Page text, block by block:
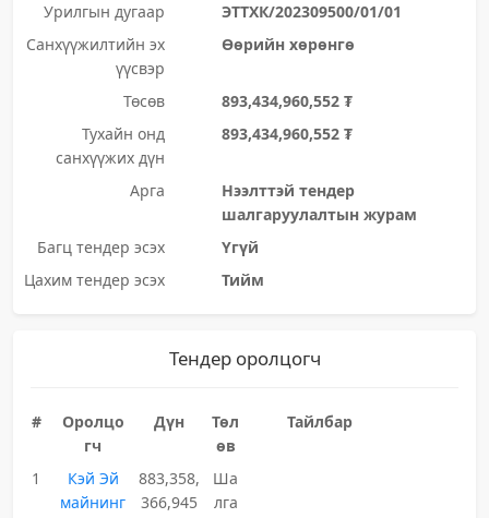
Урилгын дугаар
ЭТТХК/202309500/01/01
Санхүүжилтийн эх
үүсвэр
Өөрийн хөрөнгө
Төсөв
893,434,960,552 ₮
Тухайн онд
санхүүжих дүн
893,434,960,552 ₮
Арга
Нээлттэй тендер
шалгаруулалтын журам
Багц тендер эсэх
Үгүй
Цахим тендер эсэх
Тийм
Тендер оролцогч
#
Оролцо
гч
Дүн
Төл
өв
Тайлбар
1
Кэй Эй
майнинг
883,358,
366,945
Ша
лга